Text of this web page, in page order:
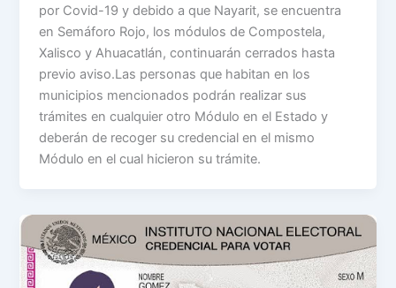
por Covid-19 y debido a que Nayarit, se encuentra
en Semáforo Rojo, los módulos de Compostela,
Xalisco y Ahuacatlán, continuarán cerrados hasta
previo aviso.Las personas que habitan en los
municipios mencionados podrán realizar sus
trámites en cualquier otro Módulo en el Estado y
deberán de recoger su credencial en el mismo
Módulo en el cual hicieron su trámite.